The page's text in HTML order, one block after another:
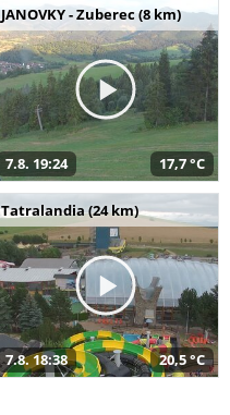
JANOVKY - Zuberec (8 km)
7.8. 19:24 17,7 °C
Tatralandia (24 km)
7.8. 18:38 20,5 °C